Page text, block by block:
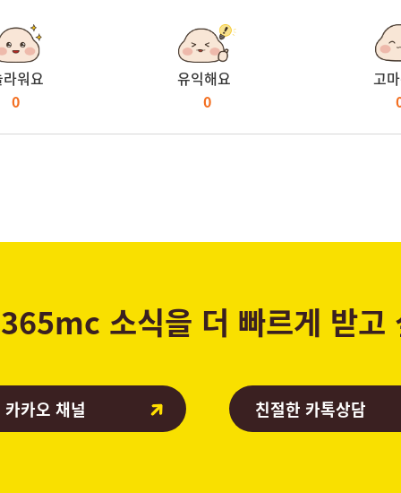
워요
0
유익해요
0
고
365mc 소식을 더 빠르게 받고
카오 채널 친절한 카톡상담